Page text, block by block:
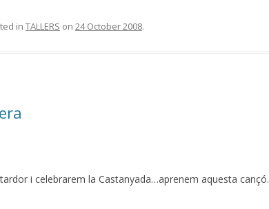
in TALLERS on 24 October 2008.
i celebrarem la Castanyada…aprenem aquesta cançó.